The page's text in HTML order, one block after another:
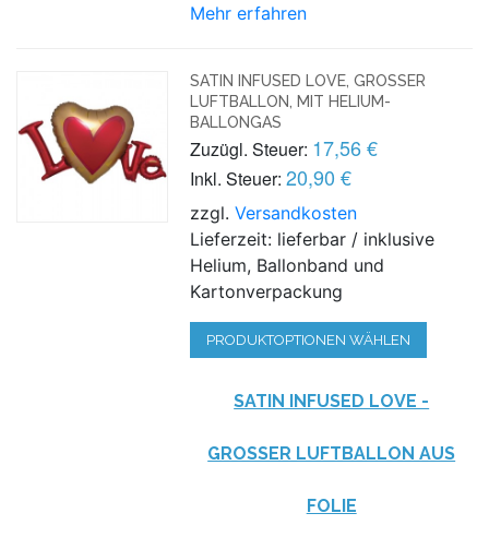
Mehr erfahren
SATIN INFUSED LOVE, GROSSER L
UFTBALLON, MIT HELIUM-B
ALLONGAS
Zuzügl. Steuer: 17,56 €
Inkl. Steuer: 20,90 €
zzgl.Versandkosten
Lieferzeit: lieferbar / inklusive
Helium, Ballonband und
Kartonverpackung
PRODUKTOPTIONEN WÄHLEN
SATIN INFUSED LOVE -
GROSSER LUFTBALLON AUS F
OLIE